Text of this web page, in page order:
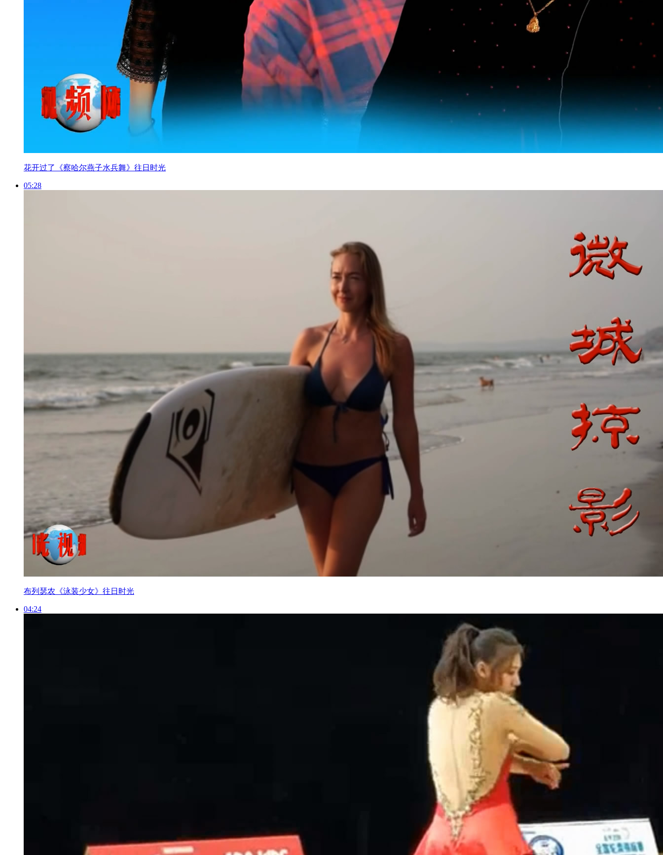
花开过了《察哈尔燕子水兵舞》往日时光
05:28
布列瑟农《泳装少女》往日时光
04:24